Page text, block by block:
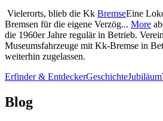
Vielerorts, blieb die Kk BremseEine
Bremsen für die eigene Verzög... More
die 1960er Jahre regulär in Betrieb.
Museumsfahrzeuge mit Kk-Bremse in
weiterhin zugelassen.
Erfinder & EntdeckerGeschichteJubiläum
Blog